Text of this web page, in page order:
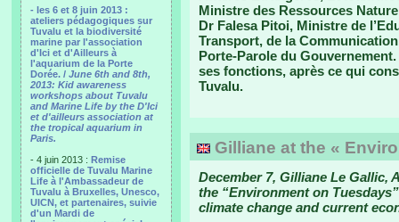
- les 6 et 8 juin 2013 :
ateliers pédagogiques sur
Tuvalu et la biodiversité
marine par l'association
d'Ici et d'Ailleurs à
l'aquarium de la Porte
Dorée. / June 6th and 8th,
2013: Kid awareness
workshops about Tuvalu
and Marine Life by the D'Ici
et d'ailleurs association at
the tropical aquarium in
Paris.
- 4 juin 2013 : Remise
officielle de Tuvalu Marine
Life à l'Ambassadeur de
Tuvalu à Bruxelles, Unesco,
UICN, et partenaires, suivie
d'un Mardi de
Ministre des Ressources
Dr Falesa Pitoi, Ministre de
Transport, de la
Porte-Parole du
ses fonctions, après ce qui
Tuvalu.
Gilliane at the «
December 7, Gilliane Le Gallic,
the “Environment on
climate change and current